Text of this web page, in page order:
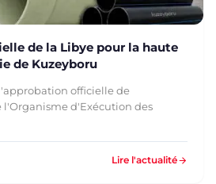
de la Libye pour la haute
de Kuzeyboru
officielle de
l'Organisme d'Exécution des
Lire l'actualité